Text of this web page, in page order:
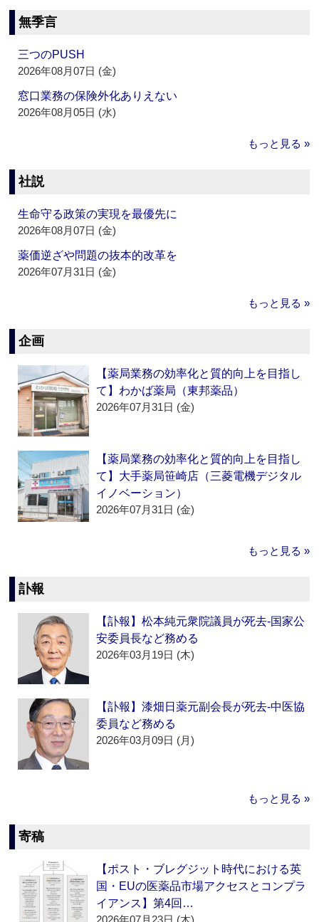
無季言
三つのPUSH
2026年08月07日 (金)
窓口業務の保険外化ありえない
2026年08月05日 (水)
もっと見る »
社説
生命守る政策の実現を最優先に
2026年08月07日 (金)
薬価逆ざや問題の抜本的改革を
2026年07月31日 (金)
もっと見る »
企画
【薬局業務の効率化と質的向上を目指し
て】わかば薬局（東邦薬品）
2026年07月31日 (金)
【薬局業務の効率化と質的向上を目指し
て】大手薬局笹崎店（三菱電機デジタル
イノベーション）
2026年07月31日 (金)
もっと見る »
訃報
【訃報】松本純元衆院議員が死去‐国家公
安委員長など務める
2026年03月19日 (木)
【訃報】漆畑日薬元副会長が死去‐中医協
委員など務める
2026年03月09日 (月)
もっと見る »
寄稿
【ポスト・ブレグジット時代における英
国・EUの医薬品市場アクセスとコンプラ
イアンス】第4回…